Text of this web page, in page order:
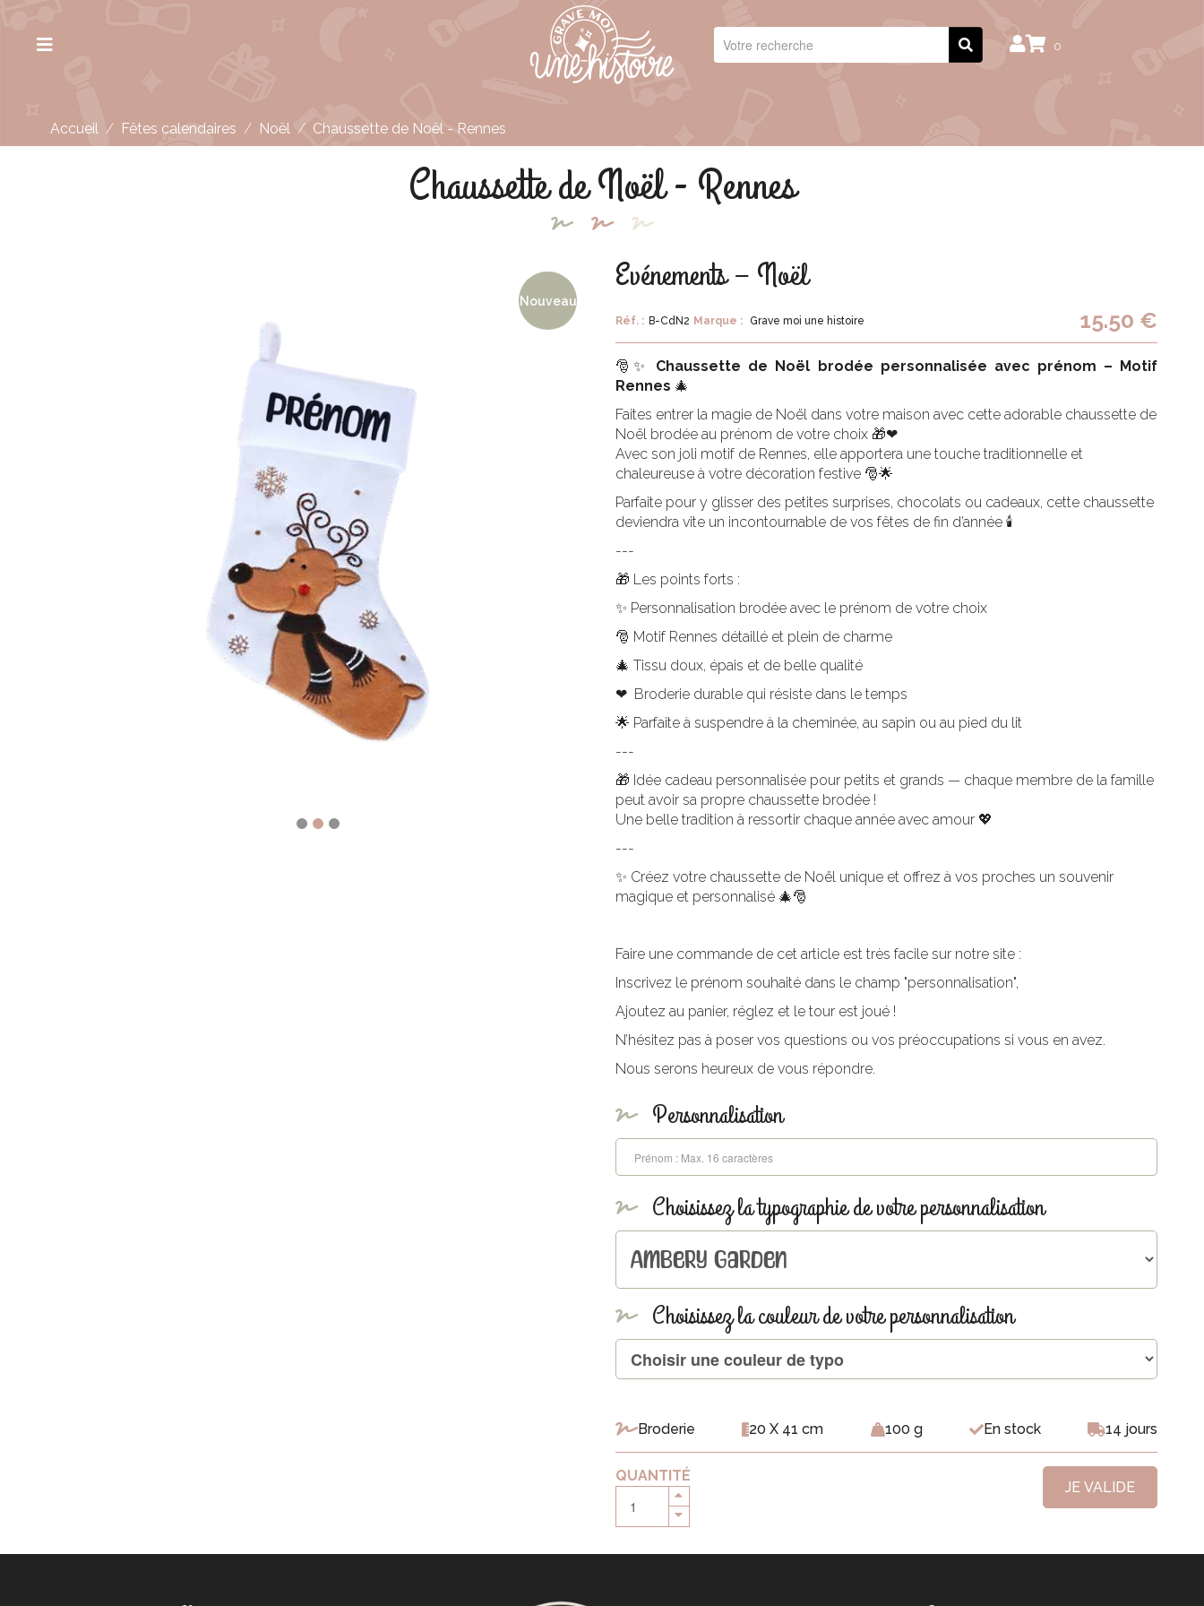
0
Accueil / Fêtes calendaires / Noël / Chaussette de Noël - Rennes
Chaussette de Noël - Rennes
Nouveau
Evénements – Noël
Réf. : B-CdN2 Marque : Grave moi une histoire 15.50 €
🎅✨ Chaussette de Noël brodée personnalisée avec prénom – Motif
Rennes 🎄
Faites entrer la magie de Noël dans votre maison avec cette adorable chaussette de
Noël brodée au prénom de votre choix 🎁❤
Avec son joli motif de Rennes, elle apportera une touche traditionnelle et
chaleureuse à votre décoration festive 🎅🌟
Parfaite pour y glisser des petites surprises, chocolats ou cadeaux, cette chaussette
deviendra vite un incontournable de vos fêtes de fin d’année 🕯
---
🎁 Les points forts :
✨ Personnalisation brodée avec le prénom de votre choix
🎅 Motif Rennes détaillé et plein de charme
🎄 Tissu doux, épais et de belle qualité
❤ Broderie durable qui résiste dans le temps
🌟 Parfaite à suspendre à la cheminée, au sapin ou au pied du lit
---
🎁 Idée cadeau personnalisée pour petits et grands — chaque membre de la famille
peut avoir sa propre chaussette brodée !
Une belle tradition à ressortir chaque année avec amour 💖
---
✨ Créez votre chaussette de Noël unique et offrez à vos proches un souvenir
magique et personnalisé 🎄🎅
Faire une commande de cet article est très facile sur notre site :
Inscrivez le prénom souhaité dans le champ "personnalisation",
Ajoutez au panier, réglez et le tour est joué !
N’hésitez pas à poser vos questions ou vos préoccupations si vous en avez.
Nous serons heureux de vous répondre.
Personnalisation
Choisissez la typographie de votre personnalisation
Choisissez la couleur de votre personnalisation
Broderie 20 X 41 cm 100 g En stock 14 jours
QUANTITÉ
JE VALIDE